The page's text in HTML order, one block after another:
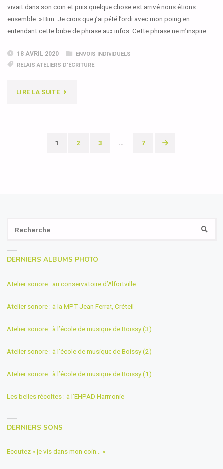
vivait dans son coin et puis quelque chose est arrivé nous étions
ensemble. » Bim. Je crois que j’ai pété l’ordi avec mon poing en
entendant cette bribe de phrase aux infos. Cette phrase ne m’inspire …
18 AVRIL 2020
ENVOIS INDIVIDUELS
RELAIS ATELIERS D'ÉCRITURE
LIRE LA SUITE"UN
1 2 3 … 7
DERNIERS ALBUMS PHOTO
Atelier sonore : au conservatoire d’Alfortville
Atelier sonore : à la MPT Jean Ferrat, Créteil
Atelier sonore : à l’école de musique de Boissy (3)
Atelier sonore : à l’école de musique de Boissy (2)
Atelier sonore : à l’école de musique de Boissy (1)
Les belles récoltes : à l’EHPAD Harmonie
DERNIERS SONS
Ecoutez « je vis dans mon coin… »